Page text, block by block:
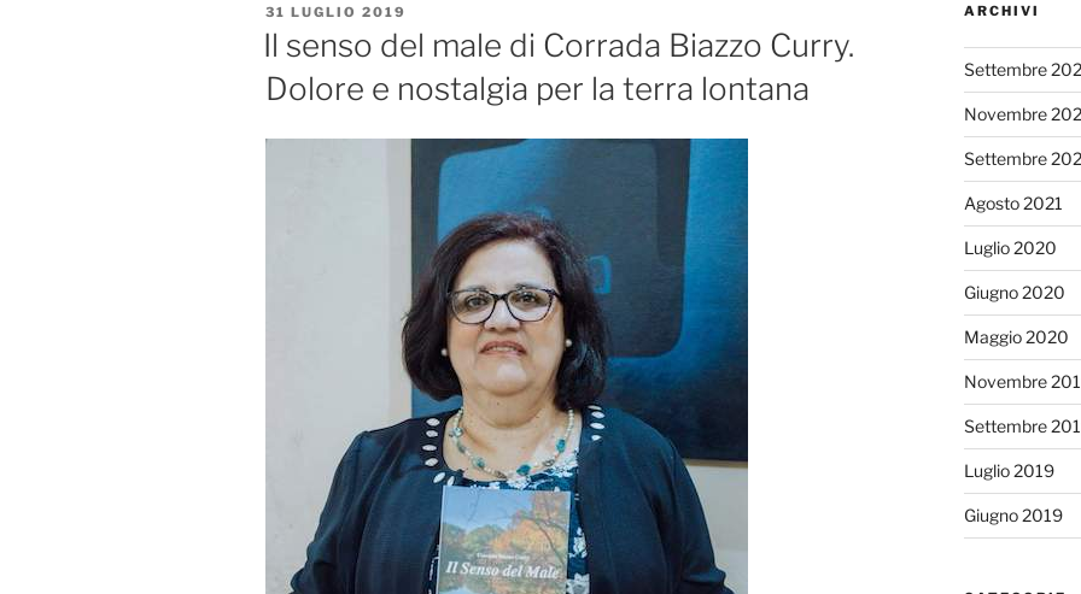
PUBBLICATO
IL
31 LUGLIO 2019
Il senso del male di Corrada Biazzo Curry.
Dolore e nostalgia per la terra lontana
ARCHIVI
Settembre
Novembre
Settembre
Agosto 2021
Luglio 2020
Giugno 2020
Maggio 2020
Novembre
Settembre
Luglio 2019
Giugno 2019